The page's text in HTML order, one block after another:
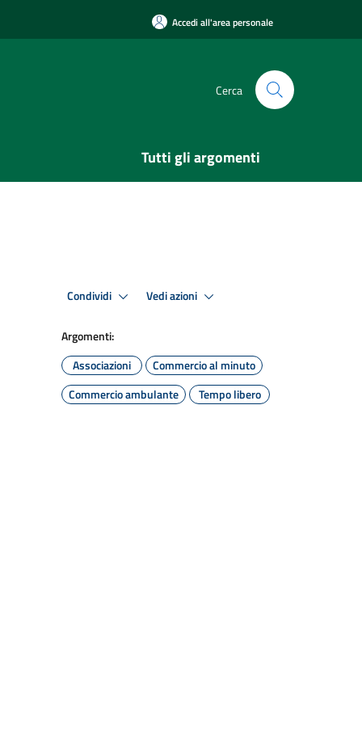
Accedi all'area personale
Cerca
Tutti gli argomenti
Condividi Vedi azioni
Argomenti:
Associazioni
Commercio al minuto
Commercio ambulante
Tempo libero